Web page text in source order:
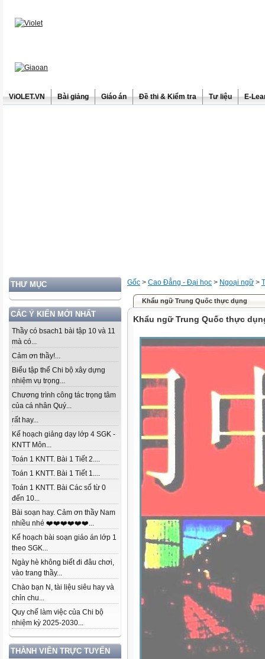
ViOLET.VN Bài giảng Giáo án Đề thi & Kiểm tra Tư liệu E-
THƯ MỤC
CÁC Ý KIẾN MỚI NHẤT
Thầy có bsach1 bài tập 10 và 11
mà có...
Cảm ơn thầy!...
Biểu tập thể Chi bộ xây dựng
nhiệm vụ trọng...
Chương trình công tác trọng tâm
của cá nhân Quý...
rất hay...
Kế hoạch giảng dạy lớp 4 SGK -
KNTT Môn...
Toán 1 KNTT. Bài 1 Tiết 2....
Toán 1 KNTT. Bài 1 Tiết 1....
Toán 1 KNTT. Bài Các số từ 0
đến 10...
Bài soạn hay. Cảm ơn thầy Nam
nhiều nhé ❤️❤️❤️❤️❤️❤️...
Kế hoạch bài soạn giáo án lớp 1
theo SGK...
Ngày hè không biết đi đâu chơi,
vào trang thầy...
Chào bạn N, tài liệu siêu hay và
chỉn chu...
Quy chế làm việc của Chi bộ
nhiệm kỳ 2025-2030...
THÀNH VIÊN TRỰC TUYẾN
Gốc > Cao Đẳng - Đại học > Ngoại ngữ >
Khẩu ngữ Trung Quốc thực dụng
Khẩu ngữ Trung Quốc thực